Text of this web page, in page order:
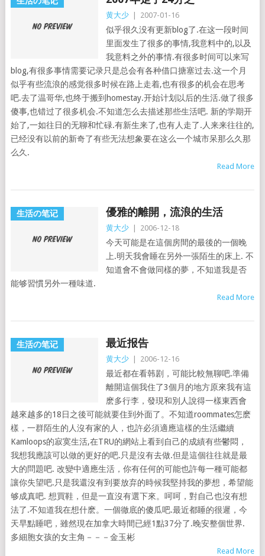
黄大少 2007-01-16
似乎很久没有更新blog了.在这一段时间
里面发生了很多的事情,我意料中的,以及
我意料之外的事情.有很多时间可以来写
blog,有很多事情需要记录只是总会有各种借口搪塞过去.这一个月
似乎有些流浪的感觉很多时候在路上走着,也有很多的机会在思考
吧.去了温哥华,也终于搬到homestay.开始计划以后的生活.做了很多
傻事,也错过了很多机会.不知道怎么去描述那些生活吧. 新的学期开
始了,一如往日的无聊和忙碌.有新生来了,也有人走了.人来来往往的,
已经没有以前的新奇了有些无法想象要在这么一个城市呆那么久那
么久.
Read More
生活の笔记 優雅的離開，流浪的生活
黄大少 2006-12-18
今天可能是在這個房間的最後的一個晚
上.明天我會睡在另外一張陌生的床上. 不
知道會不會做同樣的夢，不知道我是否
能够習慣另外一種味道.
Read More
生活の笔记 最近报告
黄大少 2006-12-16
最近都在看韩剧，可能比較無聊吧.準備
離開這個我住了3個月的地方原來我有這
麽多行李，發現和別人說得一樣東西會
越來越多的18日之後可能就要住到外面了。不知道roommates怎麽
樣，一群陌生的人沒有家的人，也許必須適應這樣的生活繼續
Kamloops的寂寞生活,在TRU的網站上看到自己的成績有些鬱悶，
我想我應該可以做的更好的吧.只是沒有去做.但是這個往往就是最
大的問題吧. 改變中適應生活，你有任何的可能也許每一種可能都
讓你失望吧.只是我還沒有到要放弃的時候我堅持我的夢想，希望能
够成真吧. 想買鞋，但是一直沒有選下來。呵呵，對自己也沒有想
法了.不知道我在想什麽。一個徹底的傻瓜吧.最近都睡的很遲，今
天早點睡吧，雖然現在加拿大時間已經1點37分了.晚安整個世界.
多細胞女孩的女主角－－－金玉彬
Read More